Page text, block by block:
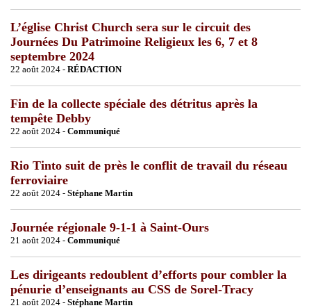
L’église Christ Church sera sur le circuit des
Journées Du Patrimoine Religieux les 6, 7 et 8
septembre 2024
22 août 2024 - RÉDACTION
Fin de la collecte spéciale des détritus après la
tempête Debby
22 août 2024 - Communiqué
Rio Tinto suit de près le conflit de travail du réseau
ferroviaire
22 août 2024 - Stéphane Martin
Journée régionale 9-1-1 à Saint-Ours
21 août 2024 - Communiqué
Les dirigeants redoublent d’efforts pour combler la
pénurie d’enseignants au CSS de Sorel-Tracy
21 août 2024 - Stéphane Martin